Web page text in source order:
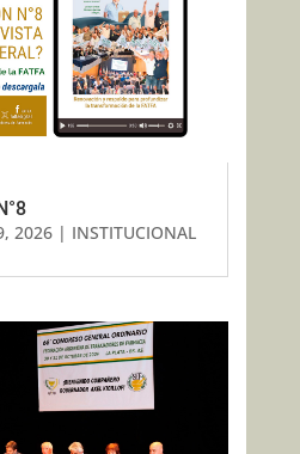
2026| INSTITUCIONAL